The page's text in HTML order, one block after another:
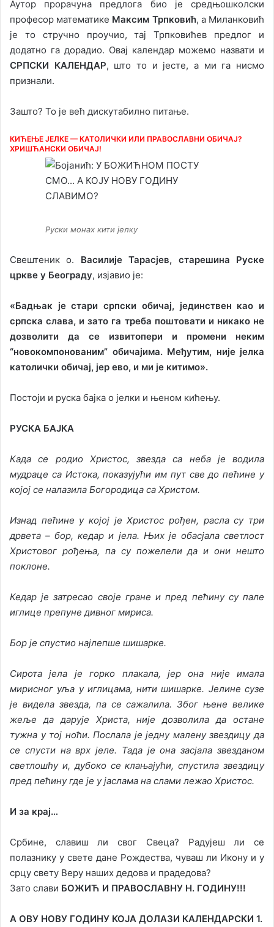
Аутор прорачуна предлога био је средњошколски
професор математике Максим Трпковић, а Миланковић
је то стручно проучио, тај Трпковићев предлог и
додатно га дорадио. Овај календар можемо назвати и
СРПСКИ КАЛЕНДАР, што то и јесте, а ми га нисмо
признали.
Зашто? То је већ дискутабилно питање.
КИЋЕЊЕ ЈЕЛКЕ — КАТОЛИЧКИ ИЛИ ПРАВОСЛАВНИ ОБИЧАЈ?
ХРИШЋАНСКИ ОБИЧАЈ!
Руски монах кити јелку
Свештеник о. Василије Тарасјев, старешина Руске
цркве у Београду, изјавио је:
«Бадњак је стари српски обичај, јединствен као и
српска слава, и зато га треба поштовати и никако не
дозволити да се извитопери и промени неким
“новокомпонованим” обичајима. Међутим, није јелка
католички обичај, јер ево, и ми је китимо».
Постоји и руска бајка о јелки и њеном кићењу.
РУСКА БАЈКА
Када се родио Христос, звезда са неба је водила
мудраце са Истока, показујући им пут све до пећине у
којој се налазила Богородица са Христом.
Изнад пећине у којој је Христос рођен, расла су три
дрвета – бор, кедар и јела. Њих је обасјала светлост
Христовог рођења, па су пожелели да и они нешто
поклоне.
Кедар је затресао своје гране и пред пећину су пале
иглице препуне дивног мириса.
Бор је спустио најлепше шишарке.
Сирота јела је горко плакала, јер она није имала
мирисног уља у иглицама, нити шишарке. Јелине сузе
је видела звезда, па се сажалила. Због њене велике
жеље да дарује Христа, није дозволила да остане
тужна у тој ноћи. Послала је једну малену звездицу да
се спусти на врх јеле. Тада је она засјала звезданом
светлошћу и, дубоко се клањајући, спустила звездицу
пред пећину где је у јаслама на слами лежао Христос.
И за крај…
Србине, славиш ли свог Свеца? Радујеш ли се
полазнику у свете дане Рождества, чуваш ли Икону и у
срцу свету Веру наших дедова и прадедова?
Зато слави БОЖИЋ И ПРАВОСЛАВНУ Н. ГОДИНУ!!!
А ОВУ НОВУ ГОДИНУ КОЈА ДОЛАЗИ КАЛЕНДАРСКИ 1.